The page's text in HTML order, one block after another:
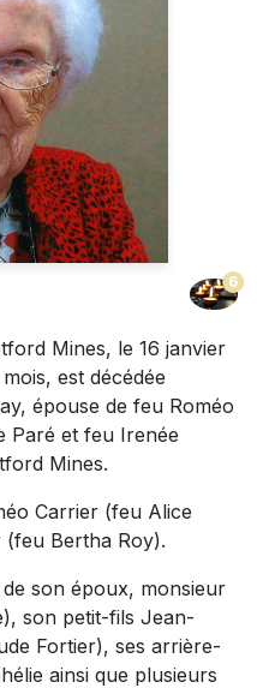
6
Mines, le 16 janvier
est décédée
épouse de feu Roméo
Paré et feu Irenée
Mines.
Carrier (feu Alice
Bertha Roy).
son époux, monsieur
son petit-fils Jean-
Fortier), ses arrière-
ainsi que plusieurs